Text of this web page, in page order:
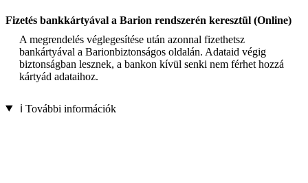
Fizetés bankkártyával a Barion rendszerén keresztül (Online)
A megrendelés véglegesítése után azonnal fizethetsz
bankártyával a Barionbiztonságos oldalán. Adataid végig
biztonságban lesznek, a bankon kívül senki nem férhet hozzá
kártyád adataihoz.
ℹ️ További információk